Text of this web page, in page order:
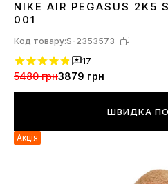
36
NIKE AIR PEGASUS 2K5
001
Код товару:S-2353573
17
5480 грн3879 грн
ШВИДКА
Акція